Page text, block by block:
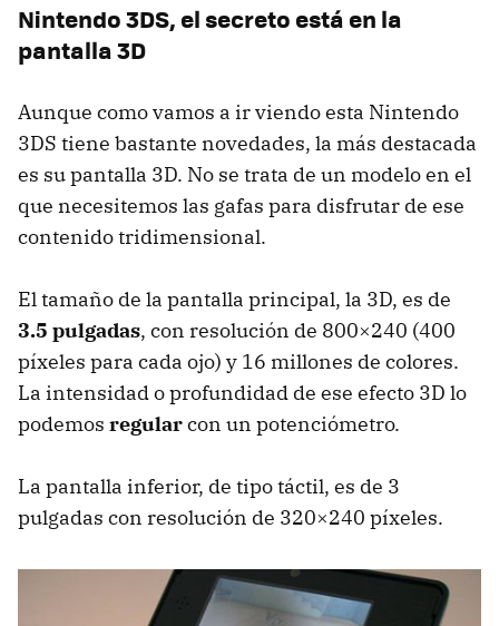
Nintendo 3DS, el secreto está en la
pantalla 3D
Aunque como vamos a ir viendo esta Nintendo
3DS tiene bastante novedades, la más destacada
es su pantalla 3D. No se trata de un modelo en el
que necesitemos las gafas para disfrutar de ese
contenido tridimensional.
El tamaño de la pantalla principal, la 3D, es de
3.5 pulgadas, con resolución de 800×240 (400
píxeles para cada ojo) y 16 millones de colores.
La intensidad o profundidad de ese efecto 3D lo
podemos regularcon un potenciómetro.
La pantalla inferior, de tipo táctil, es de 3
pulgadas con resolución de 320×240 píxeles.